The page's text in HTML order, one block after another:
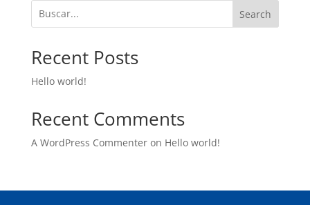
Search
Recent Posts
Hello world!
Recent Comments
A WordPress Commenteron Hello world!